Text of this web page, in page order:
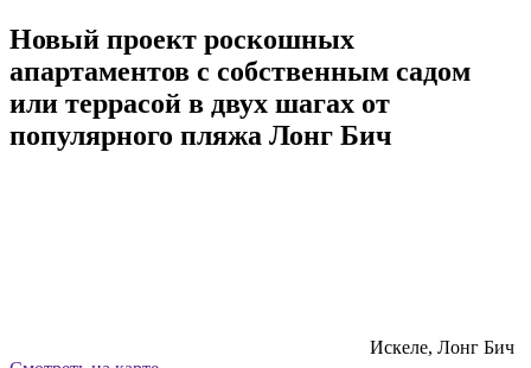
Новый проект роскошных
апартаментов с собственным садом
или террасой в двух шагах от
популярного пляжа Лонг Бич
Искеле, Лонг Бич